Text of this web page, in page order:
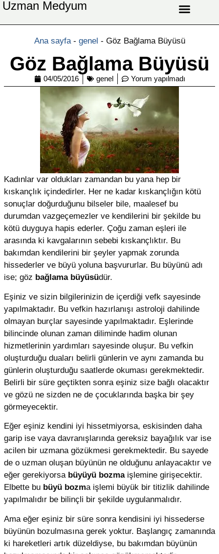
Uzman Medyum
Ana sayfa- genel - Göz Bağlama Büyüsü
Göz Bağlama Büyüsü
04/05/2016 genel Yorum yapılmadı
Kadınlar var oldukları zamandan bu yana hep bir
kıskançlık içindedirler. Her ne kadar kıskançlığın kötü
sonuçlar doğurduğunu bilseler bile, maalesef bu
durumdan vazgeçemezler ve kendilerini bir şekilde bu
kötü duyguya hapis ederler. Çoğu zaman eşleri ile
arasında ki kavgalarının sebebi kıskançlıktır. Bu
bakımdan kendilerini bir şeyler yapmak zorunda
hissederler ve büyü yoluna başvururlar. Bu büyünü adı
ise; göz bağlama büyüsüdür.
Eşiniz ve sizin bilgilerinizin de içerdiği vefk sayesinde
yapılmaktadır. Bu vefkin hazırlanışı astroloji dahilinde
olmayan burçlar sayesinde yapılmaktadır. Eşlerinde
bilincinde olunan zaman diliminde hadim olunan
hizmetlerinin yardımları sayesinde oluşur. Bu vefkin
oluşturduğu duaları belirli günlerin ve aynı zamanda bu
günlerin oluşturduğu saatlerde okuması gerekmektedir.
Belirli bir süre geçtikten sonra eşiniz size bağlı olacaktır
ve gözü ne sizden ne de çocuklarında başka bir şey
görmeyecektir.
Eğer eşiniz kendini iyi hissetmiyorsa, eskisinden daha
garip ise vaya davranışlarında gereksiz bayağılık var ise
acilen bir uzmana gözükmesi gerekmektedir. Bu sayede
de o uzman oluşan büyünün ne olduğunu anlayacaktır ve
eğer gerekiyorsa büyüyü bozmaişlemine girişecektir.
Elbette bu büyü bozma işlemi büyük bir titizlik dahilinde
yapılmalıdır be bilinçli bir şekilde uygulanmalıdır.
Ama eğer eşiniz bir süre sonra kendisini iyi hissederse
büyünün bozulmasına gerek yoktur. Başlangıç zamanında
ki hareketleri artık düzeldiyse, bu bakımdan büyünün